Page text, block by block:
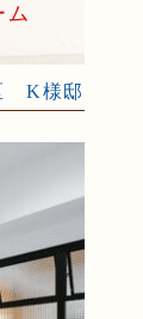
ム
K様邸